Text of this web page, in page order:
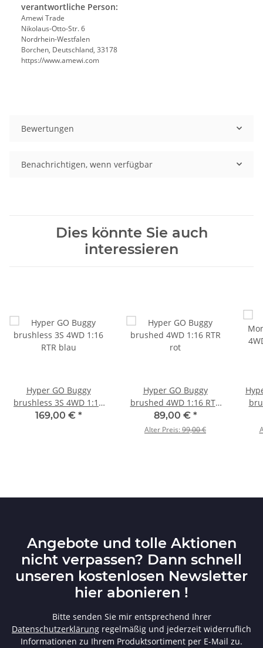
verantwortliche Person:
Amewi Trade
Nikolaus-Otto-Str. 6
Nordrhein-Westfalen
Borchen, Deutschland, 33178
https://www.amewi.com
Bewertungen
Benachrichtigen, wenn verfügbar
Dies könnte Sie auch
interessieren
Hyper GO Buggy
brushless 3S 4WD 1:16
RTR blau
169,00 € *
Hyper GO Buggy
brushed 4WD 1:16 RTR
rot
89,00 € *
Alter Preis:99,00 €
Angebote und tolle Aktionen
nicht verpassen? Dann schnell
unseren kostenlosen Newsletter
hier abonieren !
Bitte senden Sie mir entsprechend Ihrer
Datenschutzerklärung regelmäßig und jederzeit widerruflich
Informationen zu Ihrem Produktsortiment per E-Mail zu.